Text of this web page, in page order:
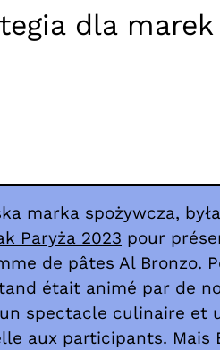
dla marek
marka spożywcza,
Paryża 2023 pour
de pâtes Al Bronzo.
était animé par de
spectacle culinaire et
aux participants. Mais